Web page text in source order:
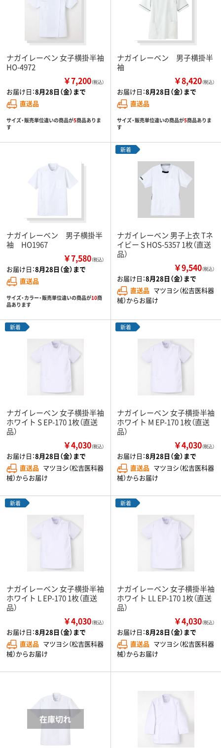
ナガイレーベン 女子横掛半袖
HO-4972
￥7,200（税込）
お届け日：8月28日（金）まで
直送品
サイズ・販売単位違いの商品が5商品ありま
す
ナガイレーベン 男子横掛半
袖
￥8,420（税込）
お届け日：8月28日（金）まで
直送品
サイズ・販売単位違いの商品が5商品ありま
す
ナガイレーベン 男子横掛半
袖 HO1967
￥7,580（税込）
お届け日：8月28日（金）まで
直送品
サイズ・カラー・販売単位違いの商品が10商
品あります
新着
ナガイレーベン 男子上衣 Tネ
イビー S HOS-5357 1枚（直送
品）
￥9,540（税込）
お届け日：8月28日（金）まで
直送品 マツヨシ（松吉医科器
械）からお届け
新着
ナガイレーベン 女子横掛半袖
ホワイト S EP-170 1枚（直送
品）
￥4,030（税込）
お届け日：8月28日（金）まで
直送品 マツヨシ（松吉医科器
械）からお届け
新着
ナガイレーベン 女子横掛半袖
ホワイト M EP-170 1枚（直送
品）
￥4,030（税込）
お届け日：8月28日（金）まで
直送品 マツヨシ（松吉医科器
械）からお届け
新着
ナガイレーベン 女子横掛半袖
ホワイト L EP-170 1枚（直送
品）
￥4,030（税込）
お届け日：8月28日（金）まで
直送品 マツヨシ（松吉医科器
械）からお届け
新着
ナガイレーベン 女子横掛半袖
ホワイト LL EP-170 1枚（直送
品）
￥4,030（税込）
お届け日：8月28日（金）まで
直送品 マツヨシ（松吉医科器
械）からお届け